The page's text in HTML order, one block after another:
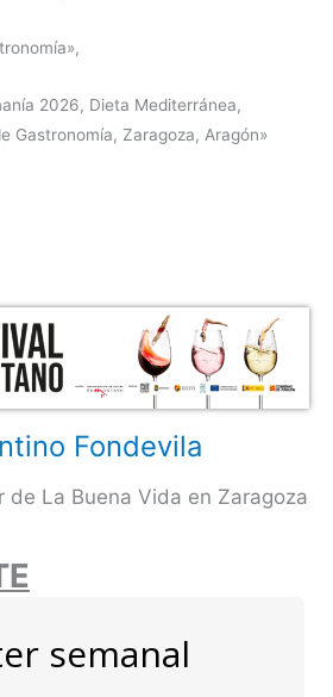
2026, Dieta Mediterránea,
Gastronomía, Zaragoza, Aragón»
Fondevila
de La Buena Vida en Zaragoza
semanal